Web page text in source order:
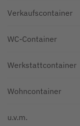
Verkaufscontainer
WC-Container
Werkstattcontainer
Wohncontainer
u.v.m.